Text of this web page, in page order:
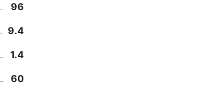
96
9.4
1.4
60